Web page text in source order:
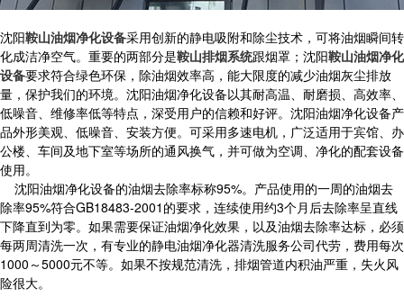
沈阳鞍山油烟净化设备采用创新的静电吸附和除尘技术，可将油烟瞬间转
化成洁净空气。重要的两部分是鞍山排烟系统跟烟罩；沈阳鞍山油烟净化
设备要求符合绿色环保，除油烟效率高，能大限度的减少油烟灰尘排放
量，保护我们的环境。沈阳油烟净化设备以其耐高温、耐磨损、高效率、
低噪音、维修率低等特点，深受用户的信赖和好评。沈阳油烟净化设备产
品外形美观、低噪音、安装方便。可采用多速电机，广泛适用于宾馆、办
公楼、车间及地下室等场所的通风换气，并可做为空调、净化的配套设备
使用。
沈阳油烟净化设备的油烟去除率标称95%。产品使用的一周的油烟去
除率95%符合GB18483-2001的要求，连续使用约3个月后去除率呈直线
下降直到为零。如果需要保证油烟净化效果，以及油烟去除率达标，必须
每两周清洗一次，有专业的静电油烟净化器清洗服务公司代劳，费用每次
1000～5000元不等。如果不按规范清洗，排烟管道内积油严重，失火风
险很大。